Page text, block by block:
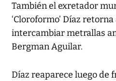
También el exretador
‘Cloroformo’ Díaz
intercambiar metrallas
Bergman Aguilar.
Díaz reaparece luego de